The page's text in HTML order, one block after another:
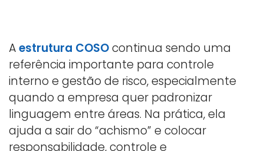
Aestrutura COSOcontinua sendo uma
referência importante para controle
interno e gestão de risco, especialmente
quando a empresa quer padronizar
linguagem entre áreas. Na prática, ela
ajuda a sair do “achismo” e colocar
responsabilidade, controle e